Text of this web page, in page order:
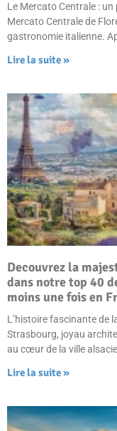
Le Mercato Centrale :
Mercato Centrale de
gastronomie italienne.
Lire la suite »
Decouvrez la
dans notre top 40
moins une fois en
L’histoire fascinante de
Strasbourg, joyau
au cœur de la ville
Lire la suite »